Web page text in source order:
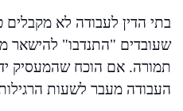
בתי הדין לעבודה לא
שעובדים "התנדבו" להישאר
תמורה. אם הוכח שהמעסיק
העבודה מעבר לשעות